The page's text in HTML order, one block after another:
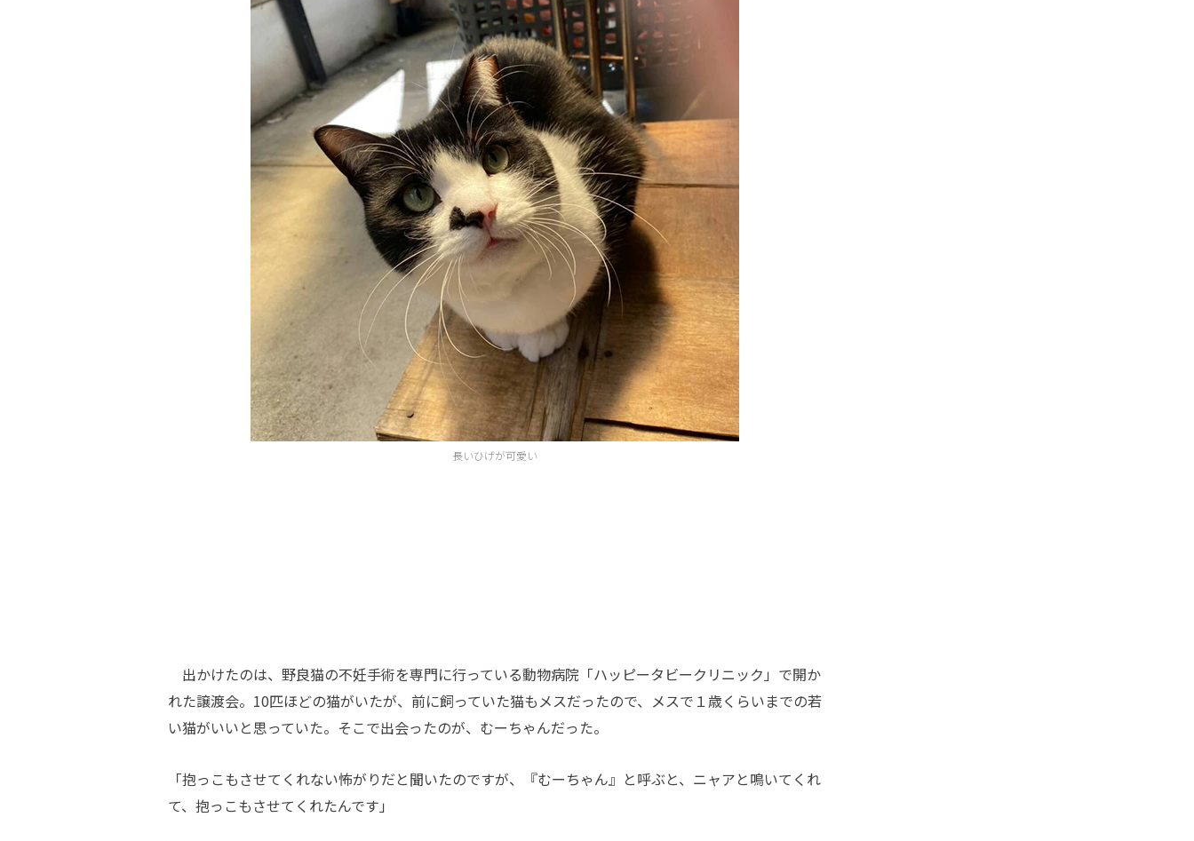
長いひげが可愛い
出かけたのは、野良猫の不妊手術を専門に行っている動物病院「ハッピータビークリニック」で開か
れた譲渡会。10匹ほどの猫がいたが、前に飼っていた猫もメスだったので、メスで１歳くらいまでの若
い猫がいいと思っていた。そこで出会ったのが、むーちゃんだった。
「抱っこもさせてくれない怖がりだと聞いたのですが、『むーちゃん』と呼ぶと、ニャアと鳴いてくれ
て、抱っこもさせてくれたんです」